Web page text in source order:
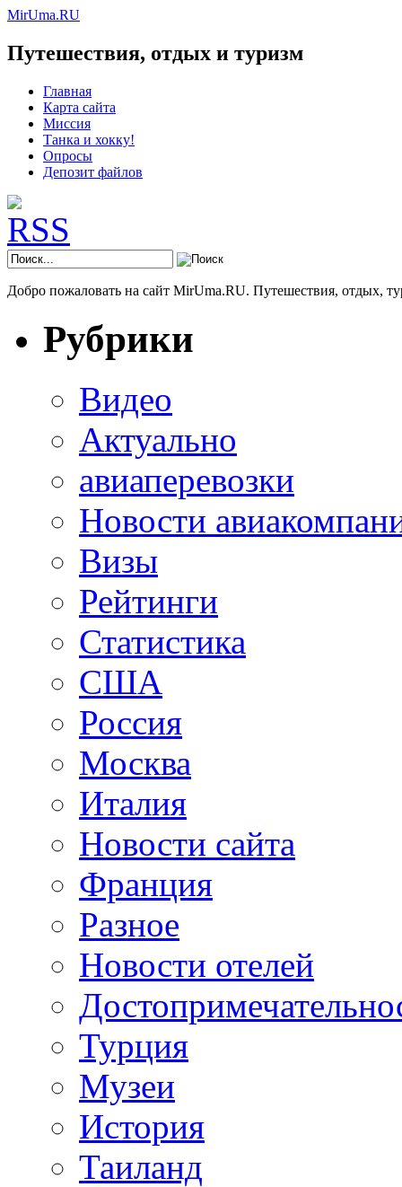
MirUma.RU
Путешествия, отдых и туризм
Главная
Карта сайта
Миссия
Танка и хокку!
Опросы
Депозит файлов
Добро пожаловать на сайт MirUma.RU. Путешествия, отдых,
Рубрики
Видео
Актуально
авиаперевозки
Новости
Визы
Рейтинги
Статистика
США
Россия
Москва
Италия
Новости сайта
Франция
Разное
Новости отелей
Турция
Музеи
История
Таиланд